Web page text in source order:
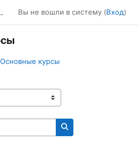
МПГУ Вы не вошли в систему (Вход)
Основные курсы
Поиск курса